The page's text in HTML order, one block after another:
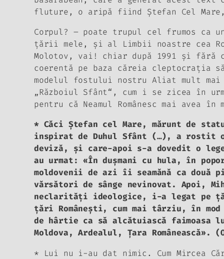
fluture, o aripă fiind Ştefan Cel
Corpul? – poate trupul cel frumos
ţării mele, şi al Limbii noastre cea
Molotov, vai! chiar după 1991 şi fără
coerentă pe baza căreia cleptocraţia
modelul fostului nostru Aliat mult
„Războiul Sfânt“, cum i se zicea în
pentru că Neamul Românesc mai
* Căci Ştefan cel Mare, mărunt de
inspirat de Duhul Sfânt (…), a rostit
deviză, şi care-apoi s-a dovedit o
au urmat: «În duşmani cu hula, în
moldovenii de azi îi seamănă ca
vărsători de sânge nevinovat. Apoi,
neclarităţi ideologice, i-a legat pe
ţări Româneşti, cum mai târziu, în
de hârtie ca să alcătuiască faimoasa
Moldova, Ardealul, Ţara Românească».
*
Lui nu i-au dat nimic . Cum Mircea